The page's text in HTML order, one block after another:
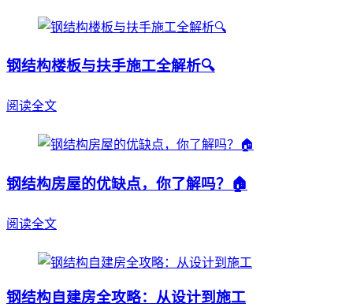
钢结构楼板与扶手施工全解析🔍
阅读全文
钢结构房屋的优缺点，你了解吗？🏠
阅读全文
钢结构自建房全攻略：从设计到施工